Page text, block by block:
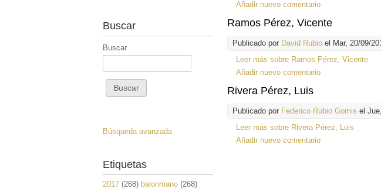
Añadir nuevo comentario
Ramos Pérez, Vicente
Publicado por David Rubio el Mar, 20/09/
Leer más sobre Ramos Pérez, Vicente
Añadir nuevo comentario
Rivera Pérez, Luis
Publicado por Federico Rubio Gomis el
Leer más sobre Rivera Pérez, Luis
Añadir nuevo comentario
Buscar
Buscar
Búsqueda avanzada
Etiquetas
2017 (268) balonmano (268)